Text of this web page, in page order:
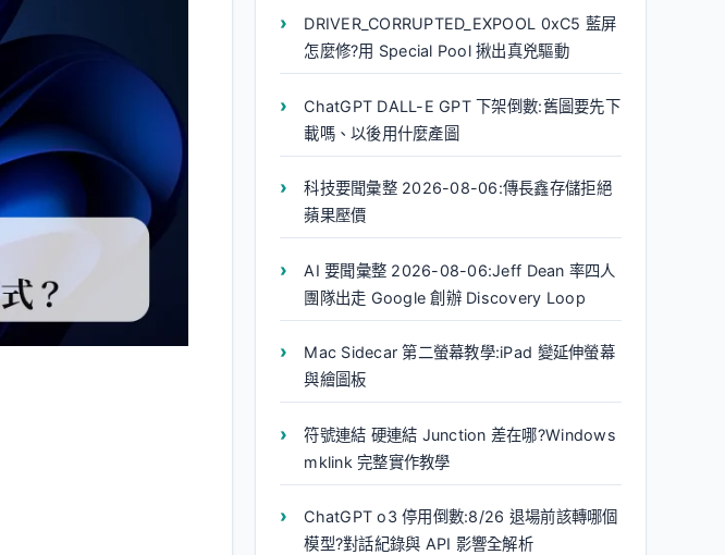
DRIVER_CORRUPTED_EXPOOL 0xC5 藍屏
怎麼修?用 Special Pool 揪出真兇驅動
ChatGPT DALL-E GPT 下架倒數:舊圖要先下
載嗎、以後用什麼產圖
科技要聞彙整 2026-08-06:傳長鑫存儲拒絕
蘋果壓價
AI 要聞彙整 2026-08-06:Jeff Dean 率四人
團隊出走 Google 創辦 Discovery Loop
Mac Sidecar 第二螢幕教學:iPad 變延伸螢幕
與繪圖板
符號連結 硬連結 Junction 差在哪?Windows
mklink 完整實作教學
ChatGPT o3 停用倒數:8/26 退場前該轉哪個
模型?對話紀錄與 API 影響全解析